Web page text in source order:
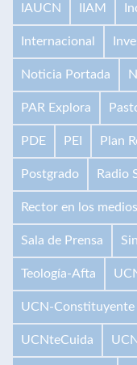
IAUCN IIAM
Internacional
Noticia Portada
PAR Explora
PDE PEI Plan
Postgrado Radio
Rector en los medios
Sala de Prensa
Teología-Afta
UCN-Constituyente
UCNteCuida